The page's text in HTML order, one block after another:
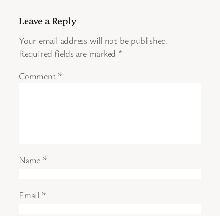
Leave a Reply
Your email address will not be published.
Required fields are marked *
Comment *
Name *
Email *